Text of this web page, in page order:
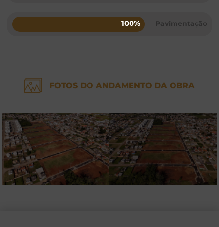
Pavimentação
100%
FOTOS DO ANDAMENTO DA OBRA